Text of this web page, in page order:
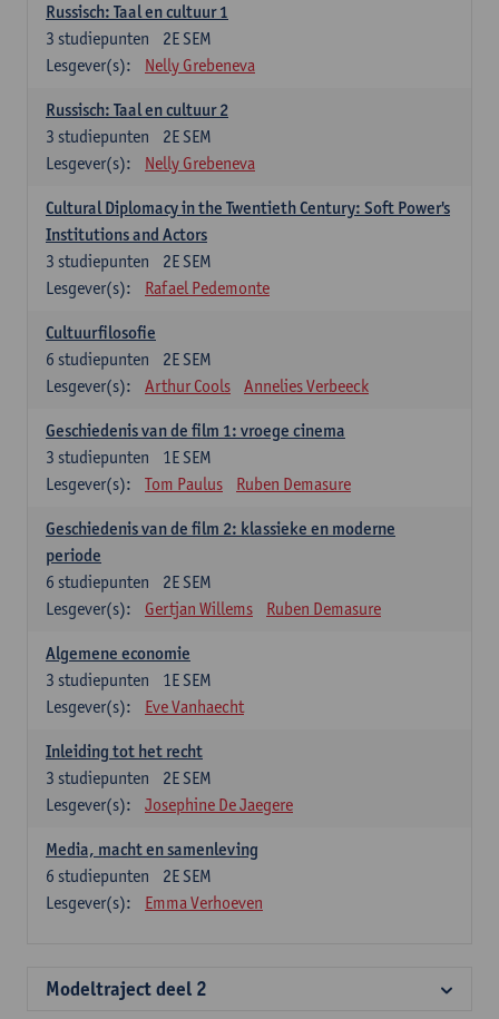
Russisch: Taal en cultuur 1
2E SEM
3 studiepunten
Lesgever(s):
Nelly Grebeneva
Russisch: Taal en cultuur 2
2E SEM
3 studiepunten
Lesgever(s):
Nelly Grebeneva
Cultural Diplomacy in the Twentieth Century: Soft Power's
Institutions and Actors
2E SEM
3 studiepunten
Lesgever(s):
Rafael Pedemonte
Cultuurfilosofie
2E SEM
6 studiepunten
Lesgever(s):
Arthur Cools Annelies Verbeeck
Geschiedenis van de film 1: vroege cinema
1E SEM
3 studiepunten
Lesgever(s):
Tom Paulus Ruben Demasure
Geschiedenis van de film 2: klassieke en moderne
periode
2E SEM
6 studiepunten
Lesgever(s):
Gertjan Willems Ruben Demasure
Algemene economie
1E SEM
3 studiepunten
Lesgever(s):
Eve Vanhaecht
Inleiding tot het recht
2E SEM
3 studiepunten
Lesgever(s):
Josephine De Jaegere
Media, macht en samenleving
2E SEM
6 studiepunten
Lesgever(s):
Emma Verhoeven
Modeltraject deel 2